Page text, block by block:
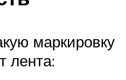
маркировку
лента: